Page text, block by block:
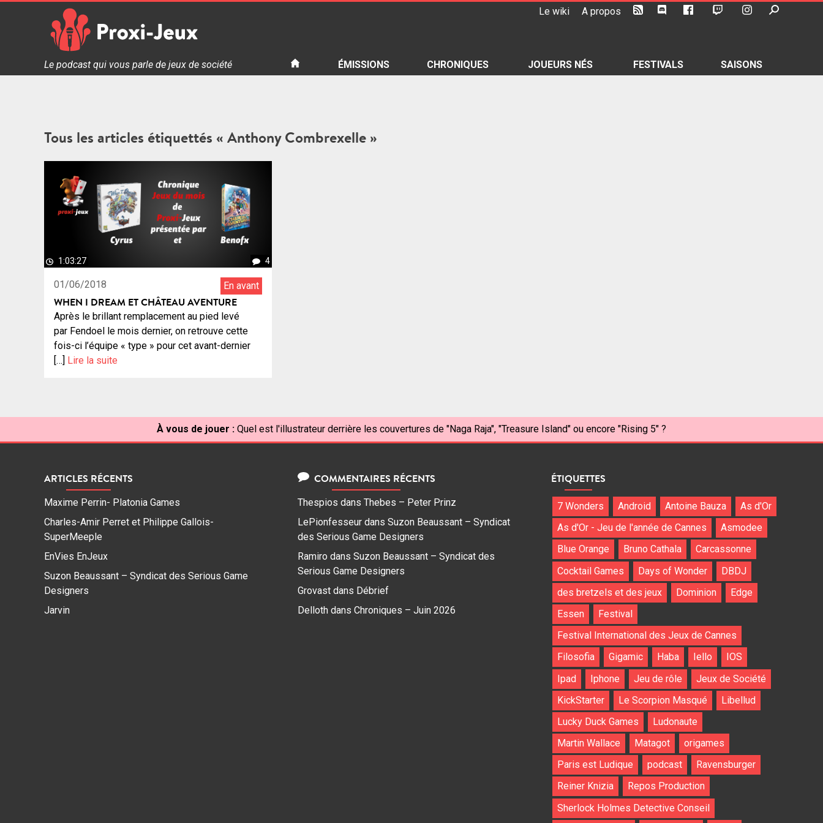
Le wiki A propos
Proxi Jeux - Le podcast qui vous parle de jeux de société
Le podcast qui vous parle de jeux de société ÉMISSIONS CHRONIQUES JOUEURS NÉS FESTIVALS SAISONS
Tous les articles étiquettés « Anthony Combrexelle »
1:03:27 4
01/06/2018 En avant
WHEN I DREAM ET CHÂTEAU AVENTURE
Après le brillant remplacement au pied levé
par Fendoel le mois dernier, on retrouve cette
fois-ci l’équipe « type » pour cet avant-dernier
[…]
Lire la suite
À vous de jouer : Quel est l'illustrateur derrière les couvertures de "Naga Raja", "Treasure Island" ou encore "Rising 5" ?
ARTICLES RÉCENTS
Maxime Perrin- Platonia Games
Charles-Amir Perret et Philippe Gallois-
SuperMeeple
EnVies EnJeux
Suzon Beaussant – Syndicat des Serious Game
Designers
Jarvin
COMMENTAIRES RÉCENTS
Thespios dans Thebes – Peter Prinz
LePionfesseur dans Suzon Beaussant – Syndicat
des Serious Game Designers
Ramiro dans Suzon Beaussant – Syndicat des
Serious Game Designers
Grovast dans Débrief
Delloth dans Chroniques – Juin 2026
ÉTIQUETTES
7 Wonders Android Antoine Bauza
As d'Or
As d'Or - Jeu de l'année de Cannes
Asmodee
Blue Orange
Bruno Cathala
Carcassonne
Cocktail Games
Days of Wonder
DBDJ
des bretzels et des jeux
Dominion
Edge
Essen
Festival
Festival International des Jeux de Cannes
Filosofia
Gigamic Haba Iello
IOS
Ipad
Iphone Jeu de rôle
Jeux de Société
KickStarter
Le Scorpion Masqué
Libellud
Lucky Duck Games
Ludonaute
Martin Wallace
Matagot
origames
Paris est Ludique
podcast
Ravensburger
Reiner Knizia
Repos Production
Sherlock Holmes Detective Conseil